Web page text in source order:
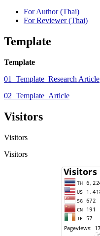
For Author (Thai)
For Reviewer (Thai)
Template
Template
01_Template_Research Article
02_Template_Article
Visitors
Visitors
Visitors